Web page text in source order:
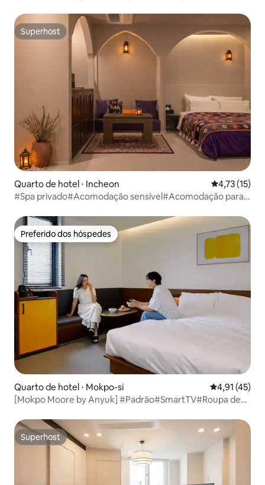
Superhost
Superhost
Quarto de hotel ⋅ Incheon 4,73 de uma
4,73 (15)
#Spa privado#Acomodação sensível#Acomodação para
Songdo#Hotel com Spa em Songdo
Preferido dos hóspedes
Preferido dos hóspedes
Quarto de hotel ⋅ Mokpo-si 4,91 de uma
4,91 (45)
[Mokpo Moore by Anyuk] #Padrão#SmartTV#Roupa de
Mokpo#Praça da Paz#Acomodação emocional
Superhost
Superhost